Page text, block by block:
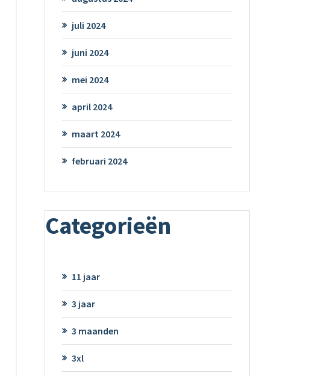
juli 2024
juni 2024
mei 2024
april 2024
maart 2024
februari 2024
Categorieën
11 jaar
3 jaar
3 maanden
3xl